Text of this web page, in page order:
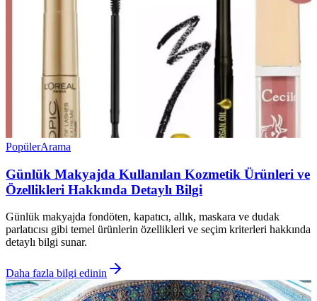
PopülerArama
Günlük Makyajda Kullanılan Kozmetik Ürünleri ve
Özellikleri Hakkında Detaylı Bilgi
Günlük makyajda fondöten, kapatıcı, allık, maskara ve dudak
parlatıcısı gibi temel ürünlerin özellikleri ve seçim kriterleri hakkında
detaylı bilgi sunar.
Daha fazla bilgi edinin